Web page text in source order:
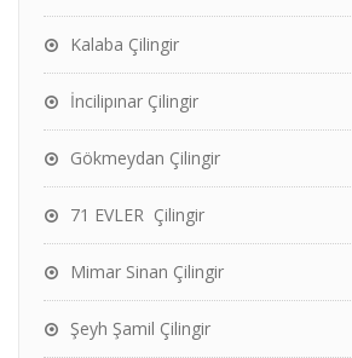
Kalaba Çilingir
İncilipınar Çilingir
Gökmeydan Çilingir
71 EVLER Çilingir
Mimar Sinan Çilingir
Şeyh Şamil Çilingir